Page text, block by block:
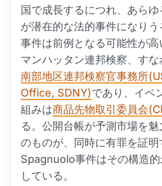
国で成長するにつれ、あらゆ
が潜在的な法的事件になり
事件は前例となる可能性が
マンハッタン連邦検察、すな
南部地区連邦検察官事務所
Office, SDNY)であり、イベ
組みは商品先物取引委員会
る。公開台帳が予測市場を
のものが、同時に有罪を証明
Spagnuolo事件はその構造
している。